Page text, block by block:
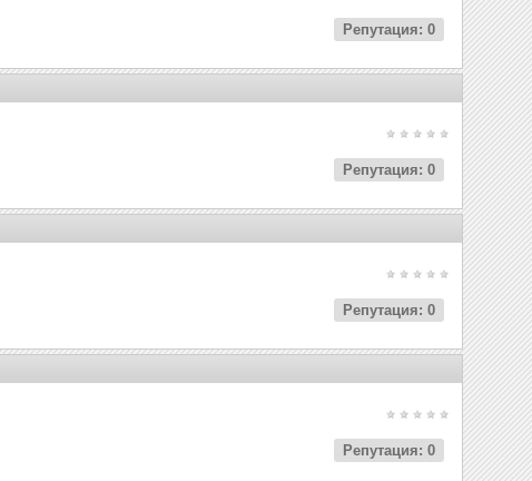
Репутация: 0
Репутация: 0
Репутация: 0
Репутация: 0